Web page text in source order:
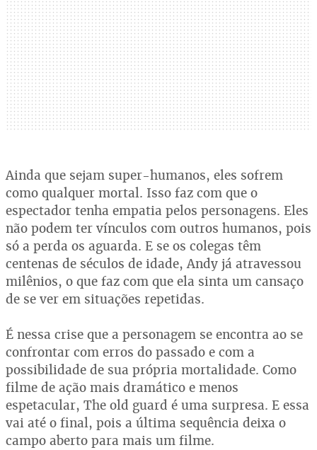
Ainda que sejam super-humanos, eles sofrem
como qualquer mortal. Isso faz com que o
espectador tenha empatia pelos personagens. Eles
não podem ter vínculos com outros humanos, pois
só a perda os aguarda. E se os colegas têm
centenas de séculos de idade, Andy já atravessou
milênios, o que faz com que ela sinta um cansaço
de se ver em situações repetidas.
É nessa crise que a personagem se encontra ao se
confrontar com erros do passado e com a
possibilidade de sua própria mortalidade. Como
filme de ação mais dramático e menos
espetacular, The old guard é uma surpresa. E essa
vai até o final, pois a última sequência deixa o
campo aberto para mais um filme.